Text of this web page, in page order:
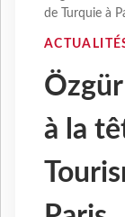
de Turquie à
à la